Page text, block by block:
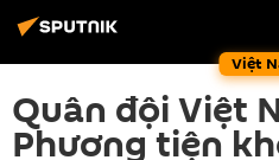
Việt
Quân đội Việt
Phương tiện